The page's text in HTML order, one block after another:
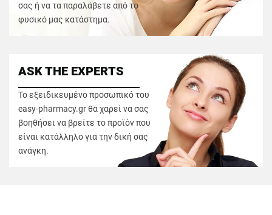
σας ή να τα παραλάβετε από το
φυσικό μας κατάστημα.
ASK THE EXPERTS
Το εξειδικευμένο προσωπικό του
easy-pharmacy.gr θα χαρεί να σας
βοηθήσει να βρείτε το προϊόν που
είναι κατάλληλο για την δική σας
ανάγκη.